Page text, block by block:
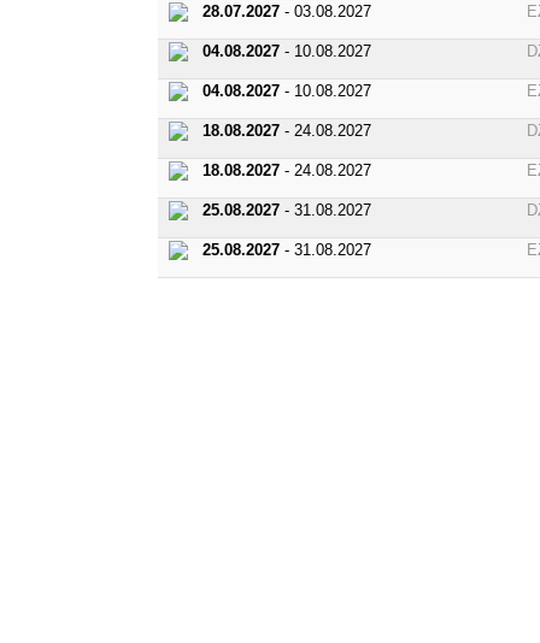
28.07.2027- 03.08.2027
04.08.2027- 10.08.2027
04.08.2027- 10.08.2027
18.08.2027- 24.08.2027
18.08.2027- 24.08.2027
25.08.2027- 31.08.2027
25.08.2027- 31.08.2027